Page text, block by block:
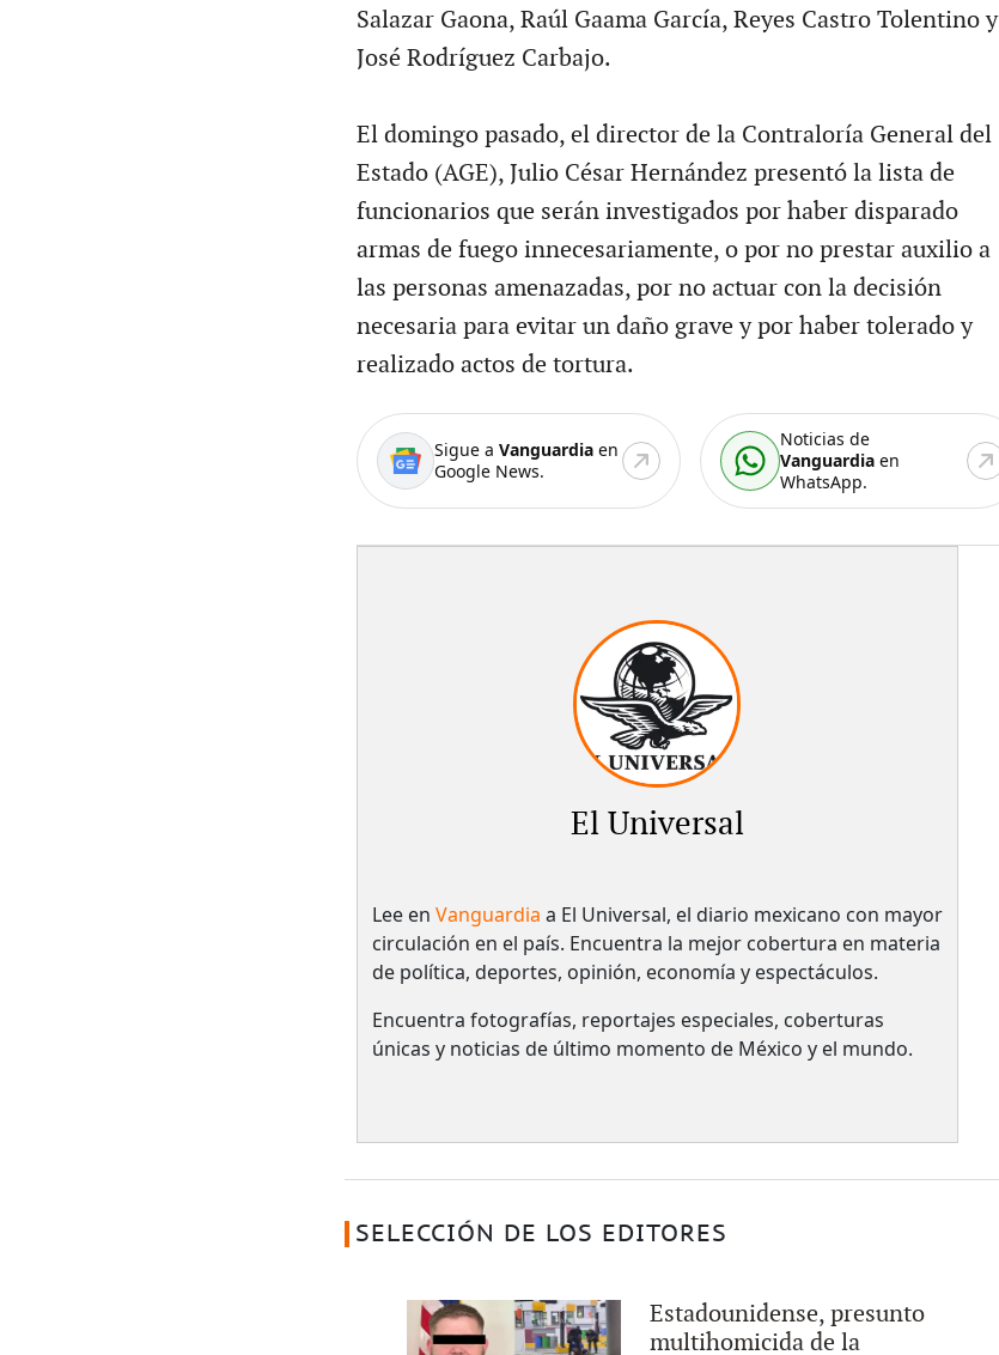
Salazar Gaona, Raúl Gaama García, Reyes Castro Tolentino y
José Rodríguez Carbajo.
El domingo pasado, el director de la Contraloría General del
Estado (AGE), Julio César Hernández presentó la lista de
funcionarios que serán investigados por haber disparado
armas de fuego innecesariamente, o por no prestar auxilio a
las personas amenazadas, por no actuar con la decisión
necesaria para evitar un daño grave y por haber tolerado y
realizado actos de tortura.
Sigue a Vanguardiaen
Google News.
Noticias de
Vanguardia en
WhatsApp.
El Universal
Lee en Vanguardia a El Universal, el diario mexicano con mayor
circulación en el país.​ Encuentra la mejor cobertura en materia
de política, deportes, opinión, economía y espectáculos.
Encuentra fotografías, reportajes especiales, coberturas
únicas y noticias de último momento de México y el mundo.
SELECCIÓN DE LOS EDITORES
Estadounidense, presunto
multihomicida de la